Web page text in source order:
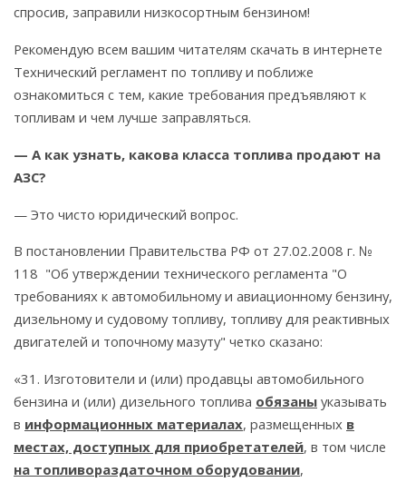
спросив, заправили низкосортным бензином!
Рекомендую всем вашим читателям скачать в интернете
Технический регламент по топливу и поближе
ознакомиться с тем, какие требования предъявляют к
топливам и чем лучше заправляться.
— А как узнать, какова класса топлива продают на
АЗС?
— Это чисто юридический вопрос.
В постановлении Правительства РФ от 27.02.2008 г. №
118 "Об утверждении технического регламента "О
требованиях к автомобильному и авиационному бензину,
дизельному и судовому топливу, топливу для реактивных
двигателей и топочному мазуту" четко сказано:
«31. Изготовители и (или) продавцы автомобильного
бензина и (или) дизельного топлива обязаны указывать
в информационных материалах, размещенных в
местах, доступных для приобретателей, в том числе
на топливораздаточном оборудовании,